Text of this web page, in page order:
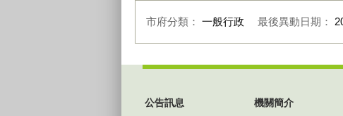
市府分類： 一般行政 最後異動日期：
公告訊息 機關簡介